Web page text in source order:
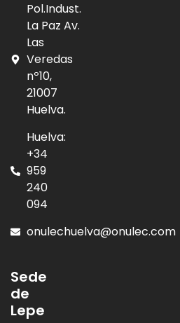
Pol.Indust.
La Paz Av.
Las
Veredas
nº10,
21007
Huelva.
Huelva:
+34
959
240
094
onulechuelva@onulec.com
Sede
de
Lepe